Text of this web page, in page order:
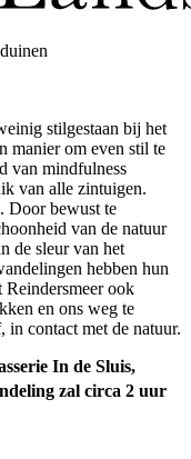
stilgestaan bij het
manier om even stil te
van mindfulness
van alle zintuigen.
Door bewust te
van de natuur
de sleur van het
hebben hun
ook
en ons weg te
contact met de natuur.
In de Sluis,
zal circa 2 uur